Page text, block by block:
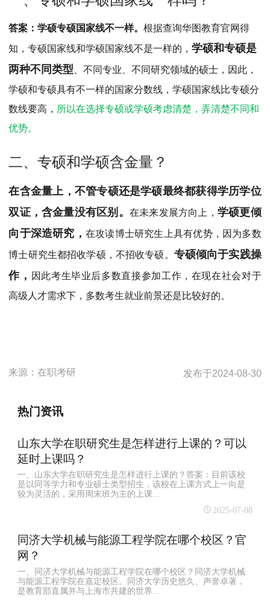
MPAcc会计专硕
院校库 考试报名 招生政策 学制学费
报名流程
考试真题
报考经验 招生简章
MTA旅游管理
院校库 考试报名 招生政策 学制学费
报名流程
考试真题
答案：学硕专硕国家线不一样。根据查询华图教育官网得
知，专硕国家线和学硕国家线不是一样的，学硕和专硕是
两种不同类型、不同专业、不同研究领域的硕士，因此，
学硕和专硕具有不一样的国家分数线，学硕国家线比专硕分
数线要高， 所以在选择专硕或学硕考虑清楚，弄清楚不同和
优势。
二、专硕和学硕含金量？
在含金量上，不管专硕还是学硕最终都获得学历学位
双证，含金量没有区别。 在未来发展方向上， 学硕更倾
向于深造研究， 在攻读博士研究生上具有优势，因为多数
博士研究生都招收学硕，不招收专硕。 专硕倾向于实践操
作， 因此考生毕业后多数直接参加工作，在现在社会对于
高级人才需求下，多数考生就业前景还是比较好的。
来源：在职考研 发布于2024-08-30
热门资讯
山东大学在职研究生是怎样进行上课的？可以
延时上课吗？
一、山东大学在职研究生是怎样进行上课的？答案：目前该校
是以同等学力和专业硕士类型招生，该校在上课方式上一向是
较为灵活的，采用周末班为主的上课...
2025-07-08
同济大学机械与能源工程学院在哪个校区？官
网？
一、同济大学机械与能源工程学院在哪个校区？同济大学机械
与能源工程学院在嘉定校区。同济大学历史悠久、声誉卓著，
是教育部直属并与上海市共建的世界...